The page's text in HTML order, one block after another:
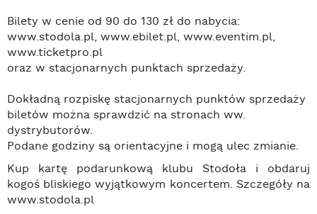
Bilety w cenie od 90 do 130 zł do nabycia:
www.stodola.pl, www.ebilet.pl, www.eventim.pl,
www.ticketpro.pl
oraz w stacjonarnych punktach sprzedaży.
Dokładną rozpiskę stacjonarnych punktów sprzedaży
biletów można sprawdzić na stronach ww.
dystrybutorów.
Podane godziny są orientacyjne i mogą ulec zmianie.
Kup kartę podarunkową klubu Stodoła i obdaruj
kogoś bliskiego wyjątkowym koncertem. Szczegóły na
www.stodola.pl